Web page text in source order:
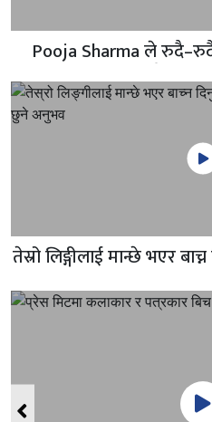
Pooja Sharma ले
पत्रकारहरु नै
तेस्रो लिङ्गीलाई मान्छे भएर